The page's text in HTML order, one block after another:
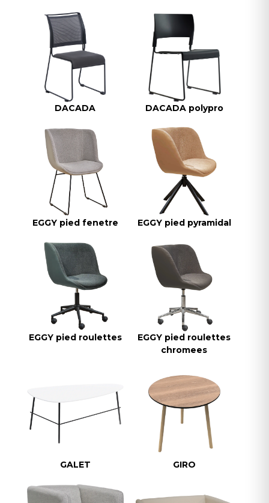
DACADA DACADA polypro
EGGY pied fenetre EGGY pied pyramidal
EGGY pied roulettes
EGGY pied roulettes
chromees
GALET GIRO